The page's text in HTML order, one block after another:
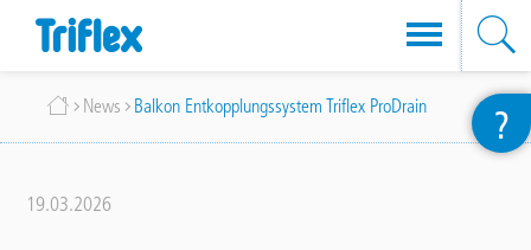
Inhalt
Breadcrumb
News Balkon Entkopplungssystem Triflex ProDrain
19.03.2026
?